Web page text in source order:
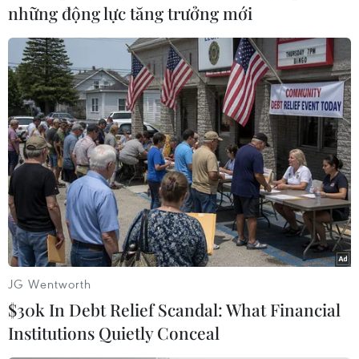
#Venezuela #Trung tâm lọc dầu #Tê liệt
#Cắt điện
Venezuela
Theo dõi VietnamPlus
TIN CÙNG CHUYÊN MỤC
Thượng viện Mỹ thông qua dự luật
những động lực tăng trưởng mới
JG Wentworth
$30k In Debt Relief Scandal: What Financial
Institutions Quietly Conceal